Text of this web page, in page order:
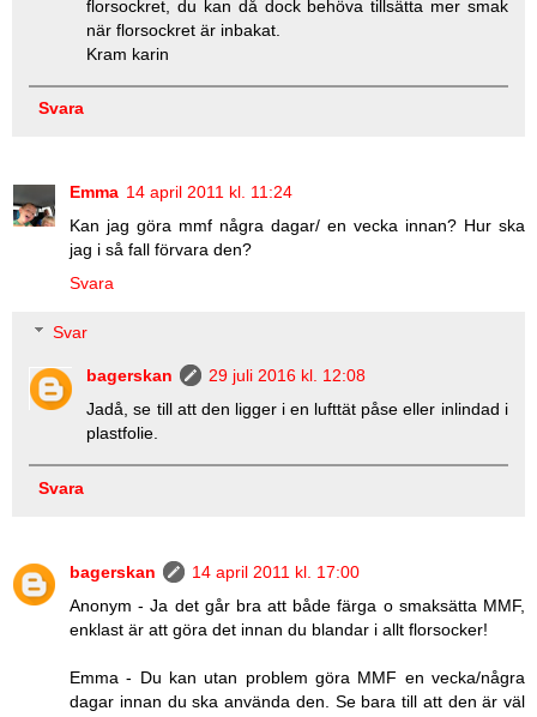
florsockret, du kan då dock behöva tillsätta mer smak
när florsockret är inbakat.
Kram karin
Svara
Emma 14 april 2011 kl. 11:24
Kan jag göra mmf några dagar/ en vecka innan? Hur ska
jag i så fall förvara den?
Svara
Svar
bagerskan
29 juli 2016 kl. 12:08
Jadå, se till att den ligger i en lufttät påse eller inlindad i
plastfolie.
Svara
bagerskan
14 april 2011 kl. 17:00
Anonym - Ja det går bra att både färga o smaksätta MMF,
enklast är att göra det innan du blandar i allt florsocker!
Emma - Du kan utan problem göra MMF en vecka/några
dagar innan du ska använda den. Se bara till att den är väl